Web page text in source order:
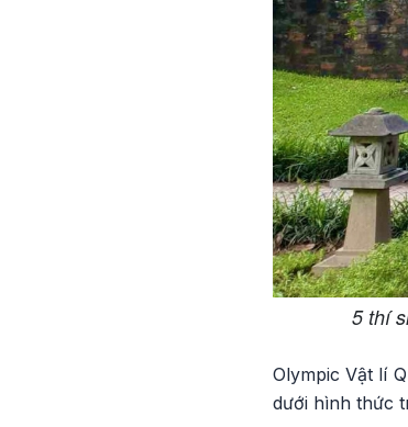
5 thí
Olympic Vật lí
dưới hình thức